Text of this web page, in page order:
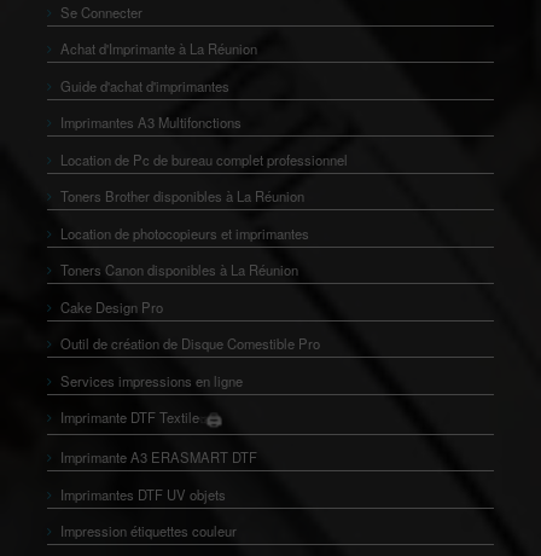
Se Connecter
Achat d'Imprimante à La Réunion
Guide d'achat d'imprimantes
Imprimantes A3 Multifonctions
Location de Pc de bureau complet professionnel
Toners Brother disponibles à La Réunion
Location de photocopieurs et imprimantes
Toners Canon disponibles à La Réunion
Cake Design Pro
Outil de création de Disque Comestible Pro
Services impressions en ligne
Imprimante DTF Textile 🖨️
👕
Imprimante A3 ERASMART DTF
Imprimantes DTF UV objets
Impression étiquettes couleur